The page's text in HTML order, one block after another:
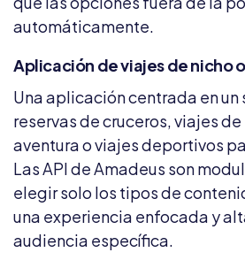
automáticamente.
Aplicación de viajes de nicho
Una aplicación centrada en
reservas de cruceros, viajes
aventura o viajes deportivos
Las API de Amadeus son
elegir solo los tipos de
una experiencia enfocada y
audiencia específica.